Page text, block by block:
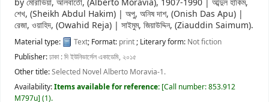
byমোরাভিয়া, আলবার্তো, (Alberto Moravia), 1907-1990 | আব্দুল হাকিম,
শেখ, (Sheikh Abdul Hakim) | অপু, অনিষ দাশ, (Onish Das Apu) |
রেজা, ওয়াহিদ, (Owahid Reja) | সাইমুম, জিয়াউদ্দিন, (Ziauddin Saimum).
Material type: Text; Format: print; Literary form: Not fiction
Publisher:ঢাকা : দি ইউনিভার্সেল একাডেমি, ২০১৫
Other title:Selected Novel Alberto Moravia-1.
Availability:Items available for reference: [Call number:853.912
M797u] (1).